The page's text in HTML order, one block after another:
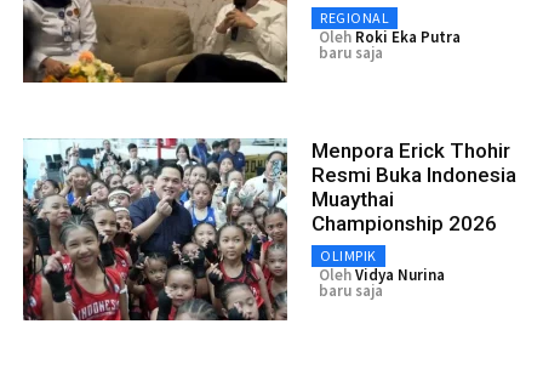
REGIONAL
Oleh Roki Eka Putra
baru saja
Menpora Erick Thohir
Resmi Buka Indonesia
Muaythai
Championship 2026
OLIMPIK
OlehVidya Nurina
baru saja